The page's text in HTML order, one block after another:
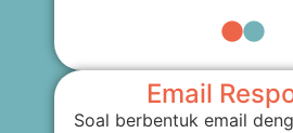
Email
Soal berbentuk email